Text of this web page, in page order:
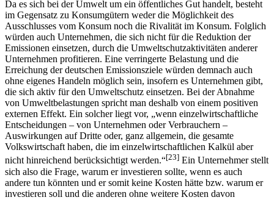
Abbildung 3: Übersicht market-based-instruments[22]
Da es sich bei der Umwelt um ein öffentliches Gut handelt, besteht
im Gegensatz zu Konsumgütern weder die Möglichkeit des
Ausschlusses vom Konsum noch die Rivalität im Konsum. Folglich
würden auch Unternehmen, die sich nicht für die Reduktion der
Emissionen einsetzen, durch die Umweltschutzaktivitäten anderer
Unternehmen profitieren. Eine verringerte Belastung und die
Erreichung der deutschen Emissionsziele würden demnach auch
ohne eigenes Handeln möglich sein, insofern es Unternehmen gibt,
die sich aktiv für den Umweltschutz einsetzen. Bei der Abnahme
von Umweltbelastungen spricht man deshalb von einem positiven
externen Effekt. Ein solcher liegt vor, „wenn einzelwirtschaftliche
Entscheidungen – von Unternehmen oder Verbrauchern –
Auswirkungen auf Dritte oder, ganz allgemein, die gesamte
Volkswirtschaft haben, die im einzelwirtschaftlichen Kalkül aber
nicht hinreichend berücksichtigt werden.“[23]Ein Unternehmer stellt
sich also die Frage, warum er investieren sollte, wenn es auch